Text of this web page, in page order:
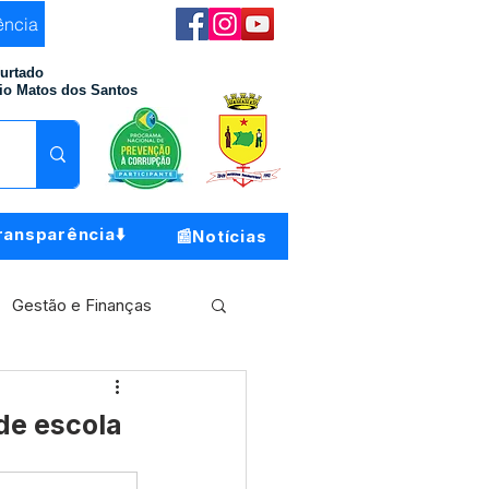
Matos dos Santos
📰Notícias
Gestão e Finanças
Meio Ambiente
do Município
escola